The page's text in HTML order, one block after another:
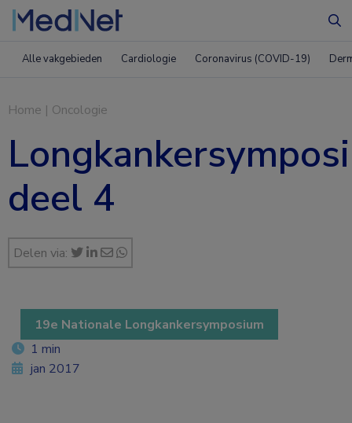
Alle vakgebieden Cardiologie Coronavirus (COVID-19)
Home | Oncologie
deel 4
Delen via:
19e Nationale Longkankersymposium
1 min
jan 2017